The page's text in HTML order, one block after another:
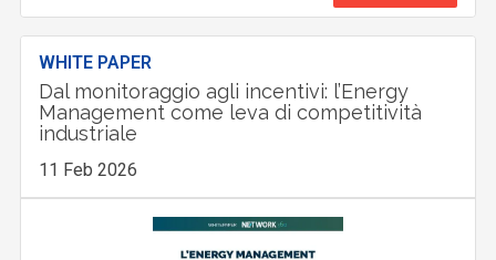
WHITE PAPER
Dal monitoraggio agli incentivi: l’Energy
Management come leva di competitività
industriale
11 Feb 2026